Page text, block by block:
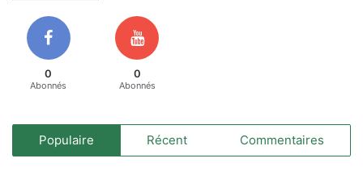
0
Abonnés
0
Abonnés
Populaire Récent Commentaires